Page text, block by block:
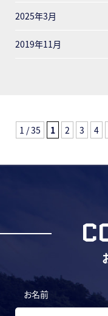
2025年3月
2019年11月
1 / 35 1 2 3 4
お名前